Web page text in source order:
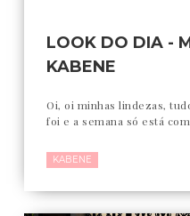
LOOK DO DIA -
KABENE
Oi, oi minhas lindezas,
foi e a semana só está
KABENE